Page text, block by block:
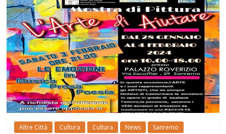
Altre Città Cultura Cultura News Sanremo